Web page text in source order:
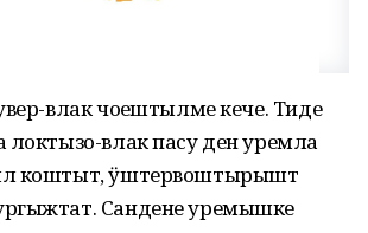
влак чоҥештылме кече. Тиде
локтызо-влак пасу ден уремла
коштыт, ӱштервоштырышт
Сандене уремышке